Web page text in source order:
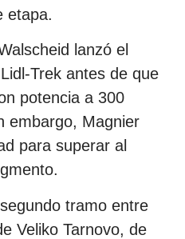
etapa.
lanzó el
Trek antes de que
potencia a 300
embargo, Magnier
para superar al
tramo entre
Veliko Tarnovo, de